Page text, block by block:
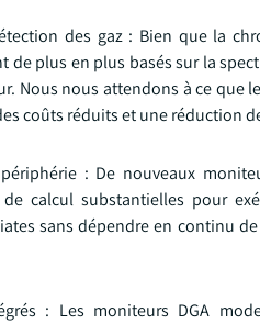
des gaz : Bien que la
de plus en plus basés sur la
Nous nous attendons à ce
coûts réduits et une réduction
: De nouveaux
calcul substantielles pour
sans dépendre en continu
: Les moniteurs DGA